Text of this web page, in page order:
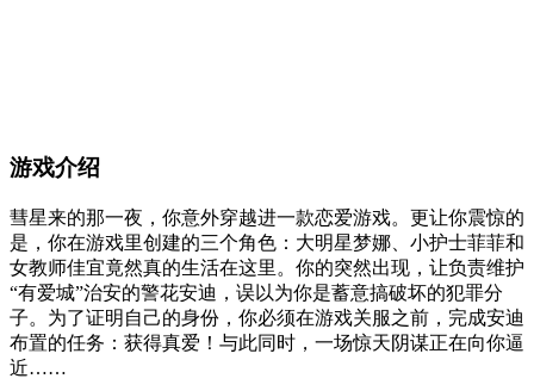
游戏介绍
彗星来的那一夜，你意外穿越进一款恋爱游戏。更让你震惊的
是，你在游戏里创建的三个角色：大明星梦娜、小护士菲菲和
女教师佳宜竟然真的生活在这里。你的突然出现，让负责维护
“有爱城”治安的警花安迪，误以为你是蓄意搞破坏的犯罪分
子。为了证明自己的身份，你必须在游戏关服之前，完成安迪
布置的任务：获得真爱！与此同时，一场惊天阴谋正在向你逼
近……